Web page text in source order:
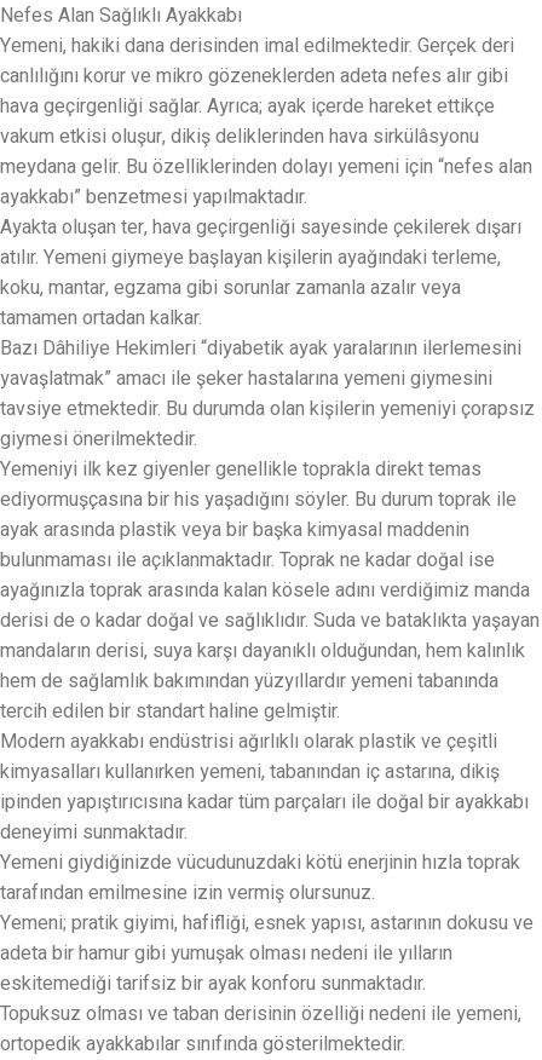
Nefes Alan Sağlıklı Ayakkabı
Yemeni, hakiki dana derisinden imal edilmektedir. Gerçek deri
canlılığını korur ve mikro gözeneklerden adeta nefes alır gibi
hava geçirgenliği sağlar. Ayrıca; ayak içerde hareket ettikçe
vakum etkisi oluşur, dikiş deliklerinden hava sirkülâsyonu
meydana gelir. Bu özelliklerinden dolayı yemeni için “nefes alan
ayakkabı” benzetmesi yapılmaktadır.
Ayakta oluşan ter, hava geçirgenliği sayesinde çekilerek dışarı
atılır. Yemeni giymeye başlayan kişilerin ayağındaki terleme,
koku, mantar, egzama gibi sorunlar zamanla azalır veya
tamamen ortadan kalkar.
Bazı Dâhiliye Hekimleri “diyabetik ayak yaralarının ilerlemesini
yavaşlatmak” amacı ile şeker hastalarına yemeni giymesini
tavsiye etmektedir. Bu durumda olan kişilerin yemeniyi çorapsız
giymesi önerilmektedir.
Yemeniyi ilk kez giyenler genellikle toprakla direkt temas
ediyormuşçasına bir his yaşadığını söyler. Bu durum toprak ile
ayak arasında plastik veya bir başka kimyasal maddenin
bulunmaması ile açıklanmaktadır. Toprak ne kadar doğal ise
ayağınızla toprak arasında kalan kösele adını verdiğimiz manda
derisi de o kadar doğal ve sağlıklıdır. Suda ve bataklıkta yaşayan
mandaların derisi, suya karşı dayanıklı olduğundan, hem kalınlık
hem de sağlamlık bakımından yüzyıllardır yemeni tabanında
tercih edilen bir standart haline gelmiştir.
Modern ayakkabı endüstrisi ağırlıklı olarak plastik ve çeşitli
kimyasalları kullanırken yemeni, tabanından iç astarına, dikiş
ipinden yapıştırıcısına kadar tüm parçaları ile doğal bir ayakkabı
deneyimi sunmaktadır.
Yemeni giydiğinizde vücudunuzdaki kötü enerjinin hızla toprak
tarafından emilmesine izin vermiş olursunuz.
Yemeni; pratik giyimi, hafifliği, esnek yapısı, astarının dokusu ve
adeta bir hamur gibi yumuşak olması nedeni ile yılların
eskitemediği tarifsiz bir ayak konforu sunmaktadır.
Topuksuz olması ve taban derisinin özelliği nedeni ile yemeni,
ortopedik ayakkabılar sınıfında gösterilmektedir.